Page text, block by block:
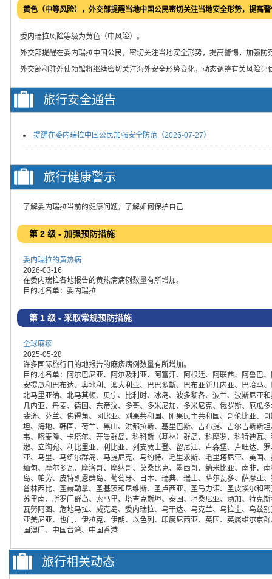
黄色（中等风险），外交部提醒当地中国公民密切关注当地安全形势，提高
委内瑞拉风险等级为黄色（中风险）。
外交部提醒在委内瑞拉中国公民，密切关注当地安全形势，提高警惕，加强
外交部和驻外使领馆将继续密切关注海外安全形势变化，动态调整有关风险
旅行安全通告
提醒在委内瑞拉中国公民加强安全防范（2026-07-27）
旅行健康警示
了解委内瑞拉当前的健康问题，了解如何保护自己
第 2 级 - 加强预防措施
委内瑞拉的黄热病
2026-03-16
在委内瑞拉各地报告的黄热病病例数量有所增加。
目的地名单：委内瑞拉
第 1 级 - 采取常规预防措施
全球麻疹
2025-05-28
许多国际旅行目的地报告的麻疹病例数量有所增加。
目的地名单：阿尔巴尼亚、阿尔及利亚、阿富汗、阿根廷、阿联酋、阿鲁巴
安提瓜和巴布达、奥地利、澳大利亚、巴巴多斯、巴布亚新几内亚、巴哈马
北马里亚纳、北马其顿、贝宁、比利时、冰岛、波多黎各、波兰、波斯尼亚
几内亚、丹麦、德国、东帝汶、多哥、多米尼加、多米尼克、俄罗斯、厄瓜
斐济、芬兰、佛得角、冈比亚、刚果共和国、刚果民主共和国、哥伦比亚、
坦、海地、韩国、荷兰、黑山、洪都拉斯、基里巴斯、吉布提、吉尔吉斯斯
韦、喀麦隆、卡塔尔、开曼群岛、科科斯（基林）群岛、科摩罗、科特迪瓦
嫩、立陶宛、利比里亚、利比亚、列支敦士登、留尼汪、卢森堡、卢旺达、
亚、马里、马绍尔群岛、马提尼克、马约特、毛里求斯、毛里塔尼亚、美国
缅甸、摩尔多瓦、摩洛哥、摩纳哥、莫桑比克、墨西哥、纳米比亚、南非、
岛、帕劳、皮特凯恩群岛、葡萄牙、日本、瑞典、瑞士、萨尔瓦多、萨摩亚
普林西比、圣赫勒拿、圣基茨和尼维斯、圣卢西亚、圣马力诺、圣皮埃尔和
苏里南、所罗门群岛、索马里、塔吉克斯坦、泰国、坦桑尼亚、汤加、特克
瓦努阿图、危地马拉、威克岛、委内瑞拉、乌干达、乌克兰、乌拉圭、乌兹
亚美尼亚、也门、伊拉克、伊朗、以色列、印度尼西亚、英国、英属维尔京
国澳门、中国台湾、中国香港
旅行相关动态